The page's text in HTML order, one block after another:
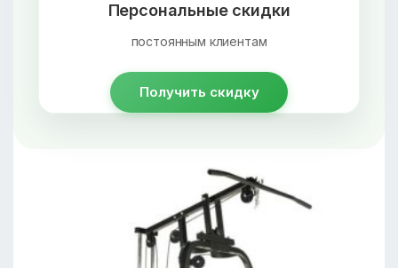
Персональные скидки
постоянным клиентам
Получить скидку